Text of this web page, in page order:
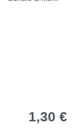
Regulärer
1,30 €